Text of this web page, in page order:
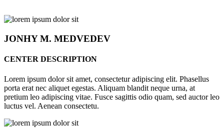
JONHYM. MEDVEDEV
CENTER DESCRIPTION
Lorem ipsum dolor sit amet, consectetur adipiscing elit. Phasellus
porta erat nec aliquet egestas. Aliquam blandit neque urna, at
pretium leo adipiscing vitae. Fusce sagittis odio quam, sed auctor leo
luctus vel. Aenean consectetu.